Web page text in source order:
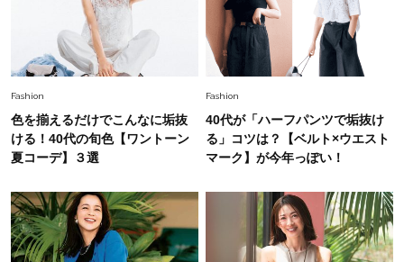
んだ」
Fashion
中村ゆりさん「40代になり、やっと“仕事以外の
幸福感”に目が向いた」ライフスタイルも、服も
Fashion 2026.7.16
白黒でもこんなに華やぐ！40代、夏の「甘めト
Fashion 2026.5.29
40代の夏通勤はこれ１着！「きちんと感」も
Fashion
色を揃えるだけでこんなに垢抜
ける！40代の旬色【ワントーン
夏コーデ】３選
Fashion
40代が「ハーフパンツで垢抜け
る」コツは？【ベルト×ウエスト
マーク】が今年っぽい！